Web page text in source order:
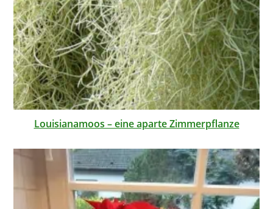
Louisianamoos – eine aparte Zimmerpflanze